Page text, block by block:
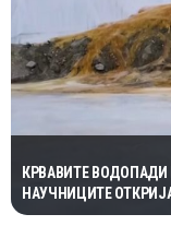
КРВАВИТЕ ВОДОПАДИ
НАУЧНИЦИТЕ
МИЛИОНИ ГОДИНИ